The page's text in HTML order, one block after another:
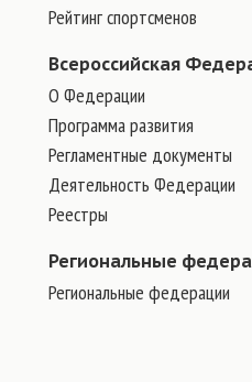
Рейтинг спортсменов
Всероссийская
О Федерации
Программа развития
Регламентные документы
Деятельность Федерации
Реестры
Региональные
Региональные федерации